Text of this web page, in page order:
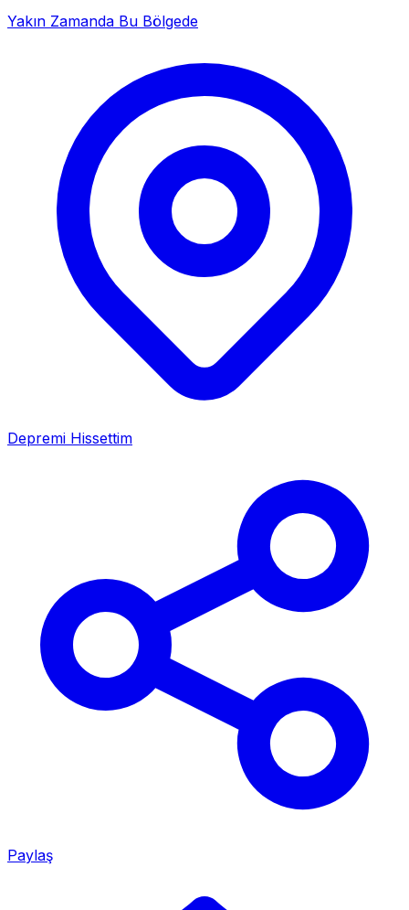
Yakın Zamanda Bu Bölgede
Depremi Hissettim
Paylaş